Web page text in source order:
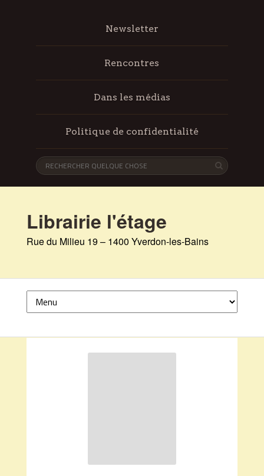
Newsletter
Rencontres
Dans les médias
Politique de confidentialité
Librairie l'étage
Rue du Milieu 19 – 1400 Yverdon-les-Bains